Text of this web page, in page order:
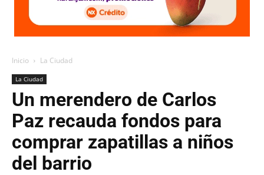
Inicio La Ciudad
La Ciudad
Un merendero de Carlos
Paz recauda fondos para
comprar zapatillas a niños
del barrio